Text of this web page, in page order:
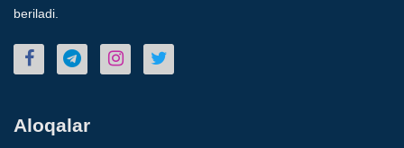
beriladi.
Aloqalar